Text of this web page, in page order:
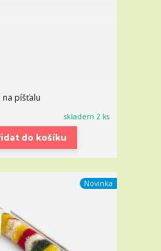
na píšťalu
skladem 2 ks
do košíku
Novinka